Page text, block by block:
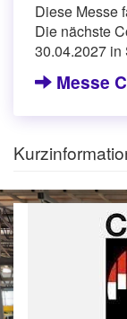
Diese Messe
Die nächste
30.04.2027 in
Messe